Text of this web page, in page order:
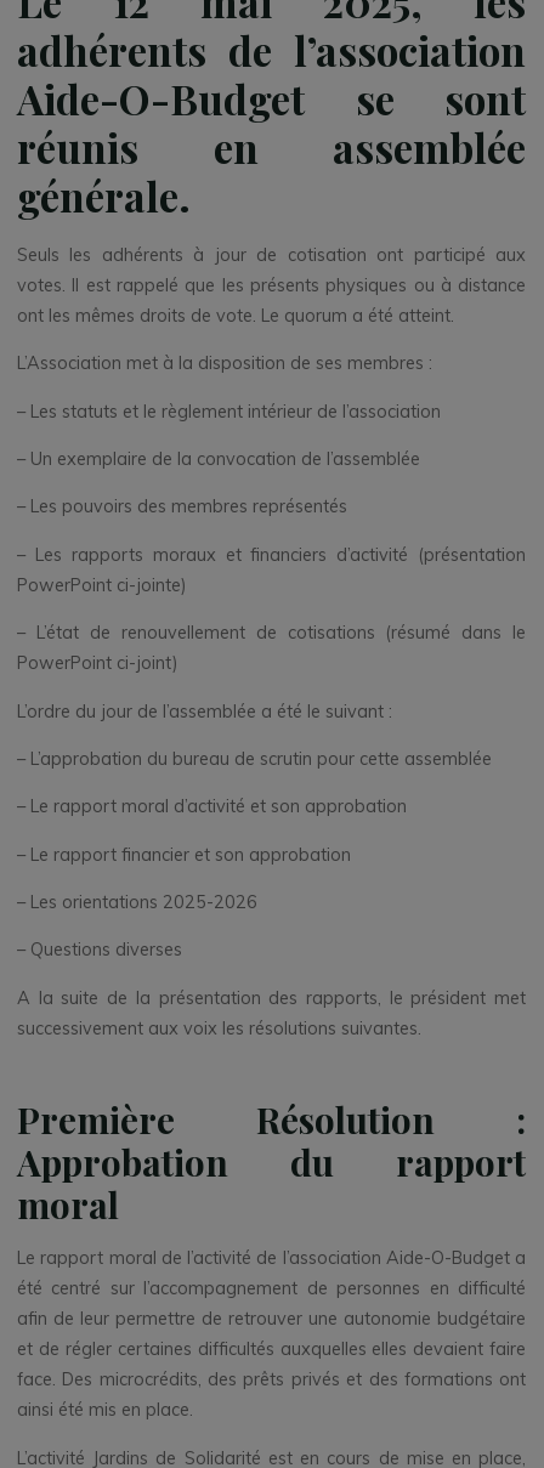
adhérents de l’association
Aide-O-Budget se sont
réunis en assemblée
générale.
Seuls les adhérents à jour de cotisation ont participé aux
votes. Il est rappelé que les présents physiques ou à distance
ont les mêmes droits de vote. Le quorum a été atteint.
L’Association met à la disposition de ses membres :
– Les statuts et le règlement intérieur de l’association
– Un exemplaire de la convocation de l’assemblée
– Les pouvoirs des membres représentés
– Les rapports moraux et financiers d’activité (présentation
PowerPoint ci-jointe)
– L’état de renouvellement de cotisations (résumé dans le
PowerPoint ci-joint)
L’ordre du jour de l’assemblée a été le suivant :
– L’approbation du bureau de scrutin pour cette assemblée
– Le rapport moral d’activité et son approbation
– Le rapport financier et son approbation
– Les orientations 2025-2026
– Questions diverses
A la suite de la présentation des rapports, le président met
successivement aux voix les résolutions suivantes.
Première Résolution :
Approbation du rapport
moral
Le rapport moral de l’activité de l’association Aide-O-Budget a
été centré sur l’accompagnement de personnes en difficulté
afin de leur permettre de retrouver une autonomie budgétaire
et de régler certaines difficultés auxquelles elles devaient faire
face. Des microcrédits, des prêts privés et des formations ont
ainsi été mis en place.
L’activité Jardins de Solidarité est en cours de mise en place,